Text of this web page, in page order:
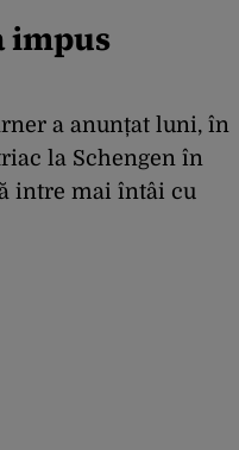
impus
a anunțat luni, în
la Schengen în
intre mai întâi cu